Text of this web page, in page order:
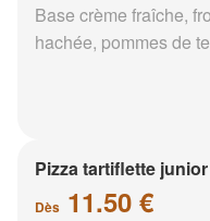
Base crème fraîche,
hachée, pommes de
Pizza tartiflette junior
Dès 11.50 €